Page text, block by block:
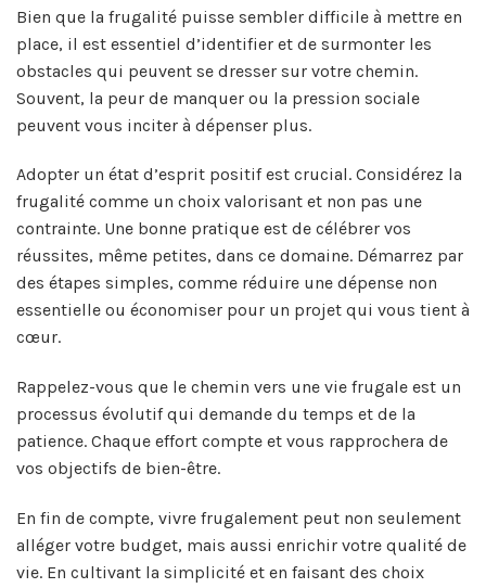
Bien que la frugalité puisse sembler difficile à mettre en
place, il est essentiel d’identifier et de surmonter les
obstacles qui peuvent se dresser sur votre chemin.
Souvent, la peur de manquer ou la pression sociale
peuvent vous inciter à dépenser plus.
Adopter un état d’esprit positif est crucial. Considérez la
frugalité comme un choix valorisant et non pas une
contrainte. Une bonne pratique est de célébrer vos
réussites, même petites, dans ce domaine. Démarrez par
des étapes simples, comme réduire une dépense non
essentielle ou économiser pour un projet qui vous tient à
cœur.
Rappelez-vous que le chemin vers une vie frugale est un
processus évolutif qui demande du temps et de la
patience. Chaque effort compte et vous rapprochera de
vos objectifs de bien-être.
En fin de compte, vivre frugalement peut non seulement
alléger votre budget, mais aussi enrichir votre qualité de
vie. En cultivant la simplicité et en faisant des choix